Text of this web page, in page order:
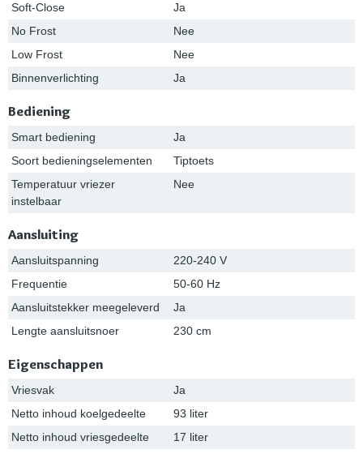
Soft-Close
Ja
No Frost
Nee
Low Frost
Nee
Binnenverlichting
Ja
Bediening
Smart bediening
Ja
Soort bedieningselementen
Tiptoets
Temperatuur vriezer
instelbaar
Nee
Aansluiting
Aansluitspanning
220-240 V
Frequentie
50-60 Hz
Aansluitstekker meegeleverd
Ja
Lengte aansluitsnoer
230 cm
Eigenschappen
Vriesvak
Ja
Netto inhoud koelgedeelte
93 liter
Netto inhoud vriesgedeelte
17 liter